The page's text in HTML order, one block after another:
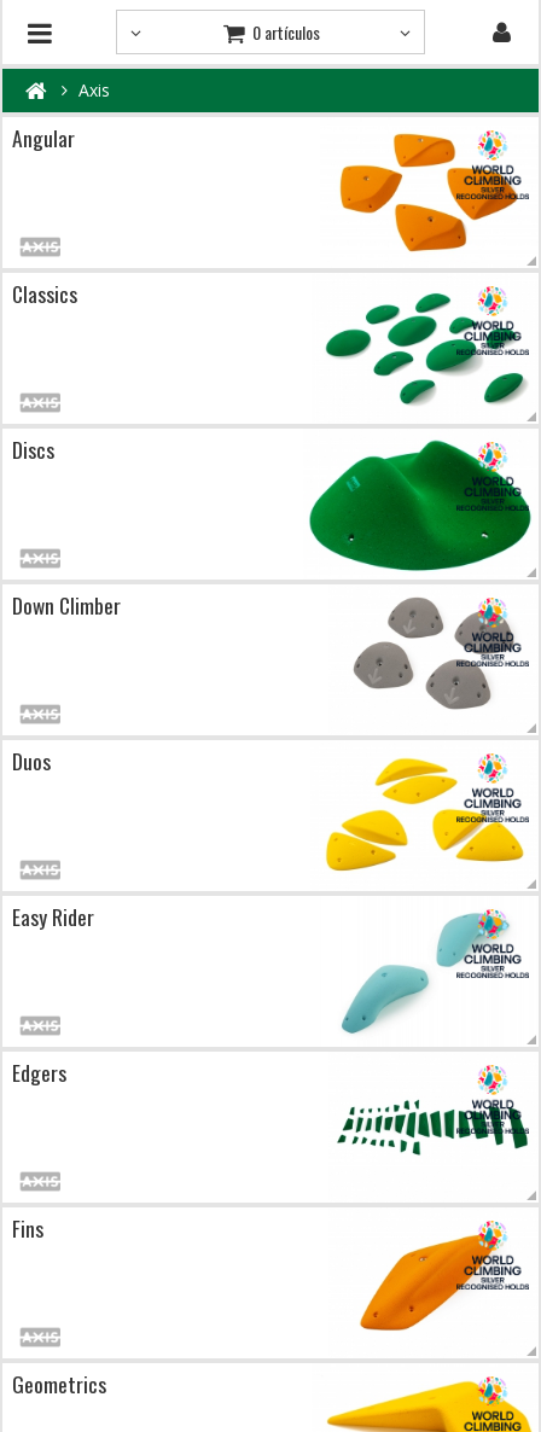
0 artículos
Axis
Angular
Classics
Discs
Down Climber
Duos
Easy Rider
Edgers
Fins
Geometrics